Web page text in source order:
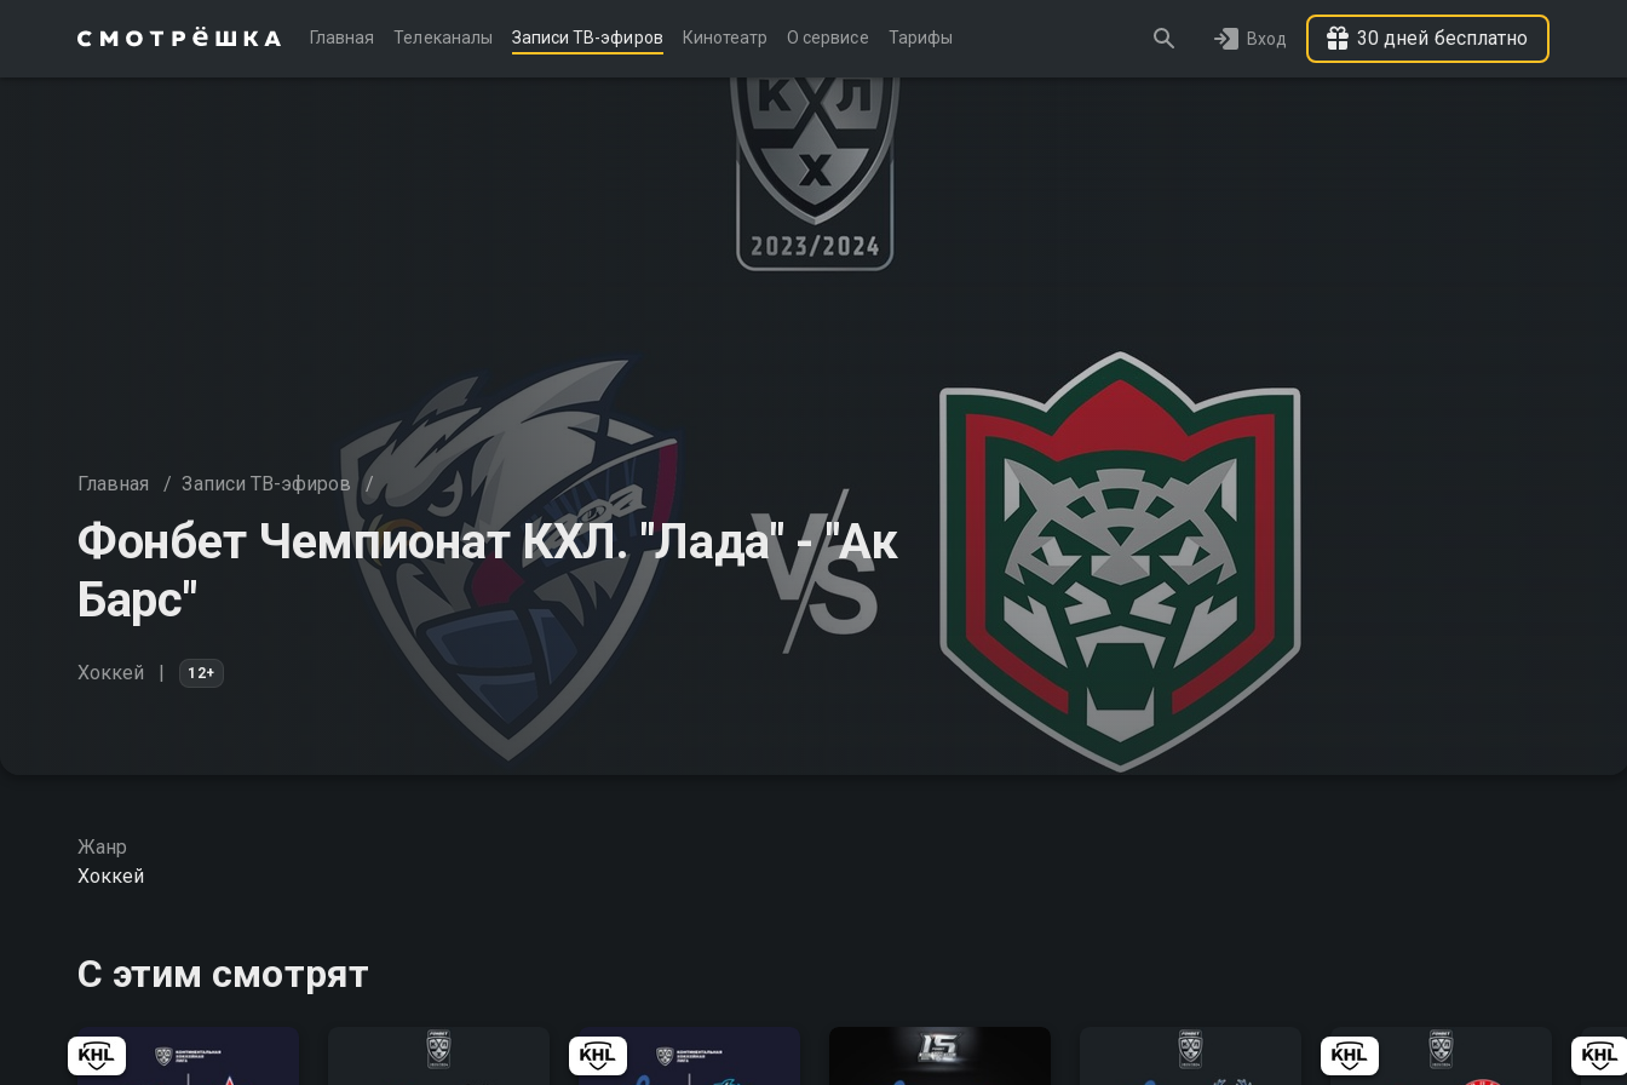
Главная Телеканалы Записи ТВ-эфиров Кинотеатр О сервисе Тарифы Вход 30 дней бесплатно
Главная / Записи ТВ-эфиров /
Фонбет Чемпионат КХЛ. "Лада" - "Ак
Барс"
Хоккей 12+
Жанр
Хоккей
С этим смотрят